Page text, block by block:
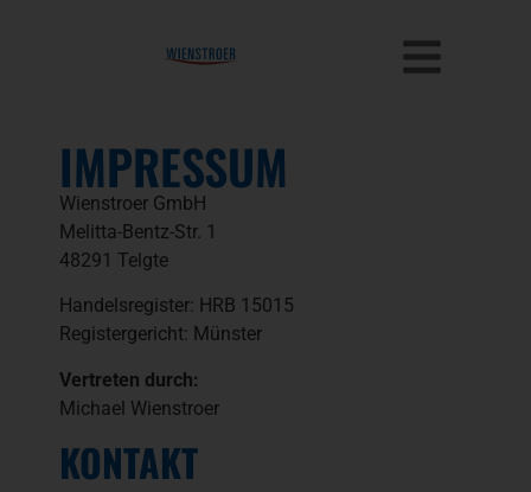
IMPRESSUM
Wienstroer GmbH
Melitta-Bentz-Str. 1
48291 Telgte
Handelsregister: HRB 15015
Registergericht: Münster
Vertreten durch:
Michael Wienstroer
KONTAKT